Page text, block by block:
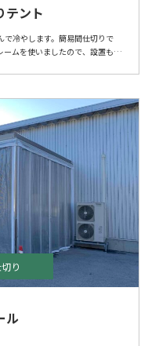
テント
で冷やします。簡易間仕切りで
ムを使いましたので、設置も移
ル
り